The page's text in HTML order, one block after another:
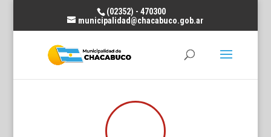
(02352) - 470300
municipalidad@chacabuco.gob.ar